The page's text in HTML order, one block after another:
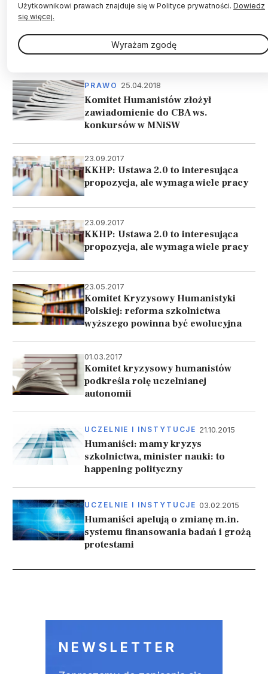
KKHP postuluje m.in. transparentny
tryb prac nad statutami uczelni
PRAWO 25.04.2018
Komitet Humanistów złożył
zawiadomienie do CBA ws.
konkursów w MNiSW
23.09.2017
KKHP: Ustawa 2.0 to interesująca
propozycja, ale wymaga wiele pracy
23.09.2017
KKHP: Ustawa 2.0 to interesująca
propozycja, ale wymaga wiele pracy
23.05.2017
Komitet Kryzysowy Humanistyki
Polskiej: reforma szkolnictwa
wyższego powinna być ewolucyjna
01.03.2017
Komitet kryzysowy humanistów
podkreśla rolę uczelnianej
autonomii
UCZELNIE I INSTYTUCJE 21.10.2015
Humaniści: mamy kryzys
szkolnictwa, minister nauki: to
happening polityczny
UCZELNIE I INSTYTUCJE 03.02.2015
Humaniści apelują o zmianę m.in.
systemu finansowania badań i grożą
protestami
NEWSLETTER
Użytkownikowi prawach znajduje się w Polityce prywatności. Dowiedz
się więcej.
Wyrażam zgodę